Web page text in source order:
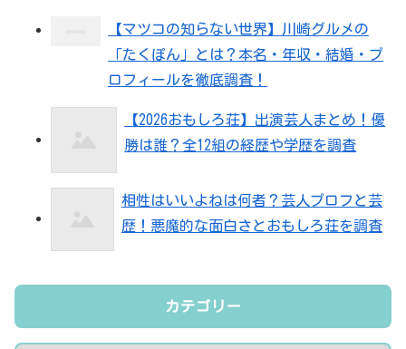
【マツコの知らない世界】川崎グルメの
「たくぽん」とは？本名・年収・結婚・プ
ロフィールを徹底調査！
【2026おもしろ荘】出演芸人まとめ！優
勝は誰？全12組の経歴や学歴を調査
相性はいいよねは何者？芸人プロフと芸
歴！悪魔的な面白さとおもしろ荘を調査
カテゴリー